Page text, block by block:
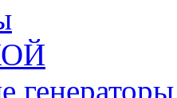
генераторы